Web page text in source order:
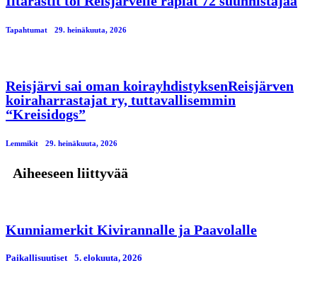
Tapahtumat 29. heinäkuuta, 2026
Reisjärvi sai oman koirayhdistyksenReisjärven
koiraharrastajat ry, tuttavallisemmin
“Kreisidogs”
Lemmikit 29. heinäkuuta, 2026
Aiheeseen liittyvää
Kunniamerkit Kivirannalle ja Paavolalle
Paikallisuutiset 5. elokuuta, 2026